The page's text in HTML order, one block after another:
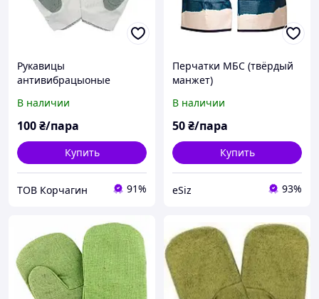
Рукавицы
антивибрацыоные
В наличии
100₴/пара
Купить
ТОВ Корчагин 91%
Перчатки МБС (твёрдый
манжет)
В наличии
50₴/пара
Купить
eSiz 93%